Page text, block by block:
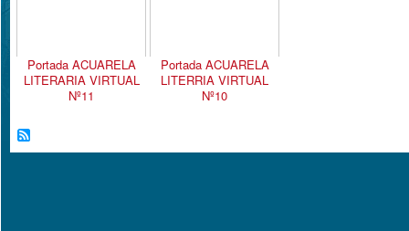
Portada ACUARELA
LITERARIA VIRTUAL
Nº11
Portada ACUARELA
LITERRIA VIRTUAL
Nº10